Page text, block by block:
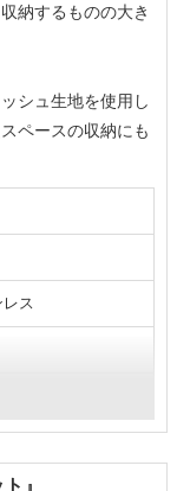
納するものの大き
シュ生地を使用し
ペースの収納にも
ス
』